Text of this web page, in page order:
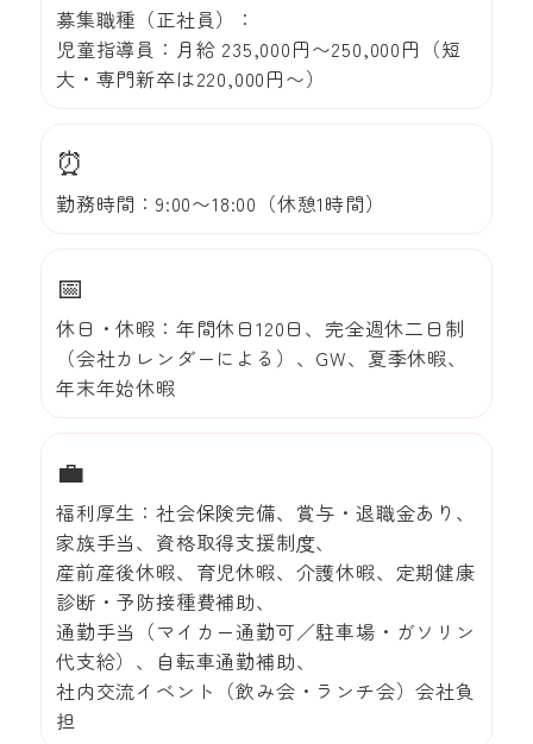
募集職種（正社員）：
児童指導員：月給 235,000円〜250,000円（短
大・専門新卒は220,000円〜）
⏰
勤務時間：9:00〜18:00（休憩1時間）
📅
休日・休暇：年間休日120日、完全週休二日制
（会社カレンダーによる）、GW、夏季休暇、
年末年始休暇
💼
福利厚生：社会保険完備、賞与・退職金あり、
家族手当、資格取得支援制度、
産前産後休暇、育児休暇、介護休暇、定期健康
診断・予防接種費補助、
通勤手当（マイカー通勤可／駐車場・ガソリン
代支給）、自転車通勤補助、
社内交流イベント（飲み会・ランチ会）会社負
担